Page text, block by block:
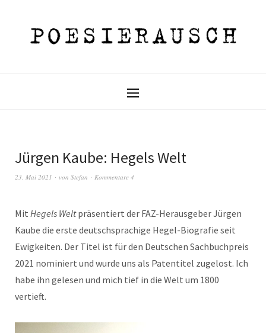
Jürgen Kaube: Hegels Welt
23. Mai 2021 von Stefan Kommentare 4
Mit Hegels Weltpräsentiert der FAZ-Herausgeber Jürgen
Kaube die erste deutschsprachige Hegel-Biografie seit
Ewigkeiten. Der Titel ist für den Deutschen Sachbuchpreis
2021 nominiert und wurde uns als Patentitel zugelost. Ich
habe ihn gelesen und mich tief in die Welt um 1800
vertieft.